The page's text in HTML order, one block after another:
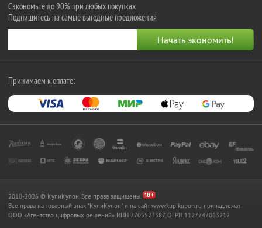
Сэкономьте до 90% при любых покупках
Подпишитесь на самые выгодные предложения
Принимаем к оплате:
2010-2026 © КупиКупон. Все права защищены.
Все права на товарный знак "КупиКупон" и на сайт www.kupikupon.ru принадлежат
OOO «Агентство цифровых решений» ИНН 7705523387, ОГРН 1127747063212